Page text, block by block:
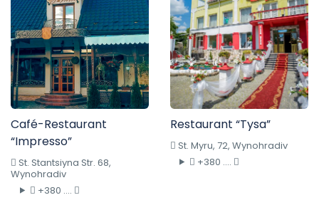
Café-Restaurant
“Impresso”
St. Stantsiyna Str. 68,
Wynohradiv
+380 ....
Restaurant “Tysa”
St. Myru, 72, Wynohradiv
+380 ....